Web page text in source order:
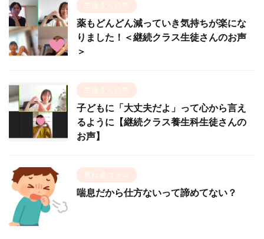
生徒さんの声
薬もどんどん減っていき気持ちが楽にな
りました！＜継続クラス生徒さんのお声
＞
生徒さんの声
子どもに「大丈夫だよ」って心から言え
るように【継続クラス養生科生徒さんの
お声】
重ね煮コラム
喘息だから仕方ないって諦めてない？